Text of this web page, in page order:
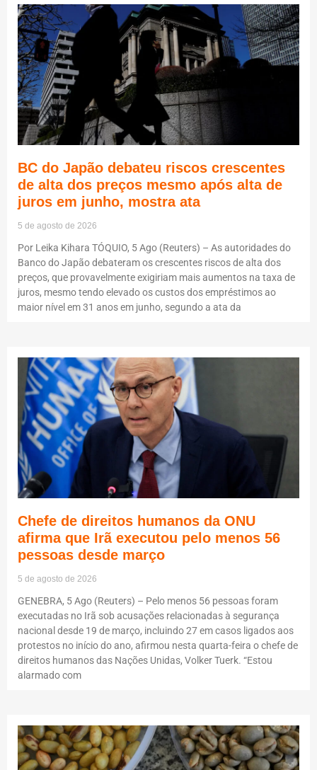
BC do Japão debateu riscos crescentes
de alta dos preços mesmo após alta de
juros em junho, mostra ata
5 de agosto de 2026
Por Leika Kihara TÓQUIO, 5 Ago (Reuters) – As autoridades do
Banco do Japão debateram os crescentes riscos de alta dos
preços, que provavelmente exigiriam mais aumentos na taxa de
juros, mesmo tendo elevado os custos dos empréstimos ao
maior nível em 31 anos em junho, segundo a ata da
Chefe de direitos humanos da ONU
afirma que Irã executou pelo menos 56
pessoas desde março
5 de agosto de 2026
GENEBRA, 5 Ago (Reuters) – Pelo menos 56 pessoas foram
executadas no Irã sob acusações relacionadas à segurança
nacional desde 19 de março, incluindo 27 em casos ligados aos
protestos no início do ano, afirmou nesta quarta-feira o chefe de
direitos humanos das Nações Unidas, Volker Tuerk. “Estou
alarmado com